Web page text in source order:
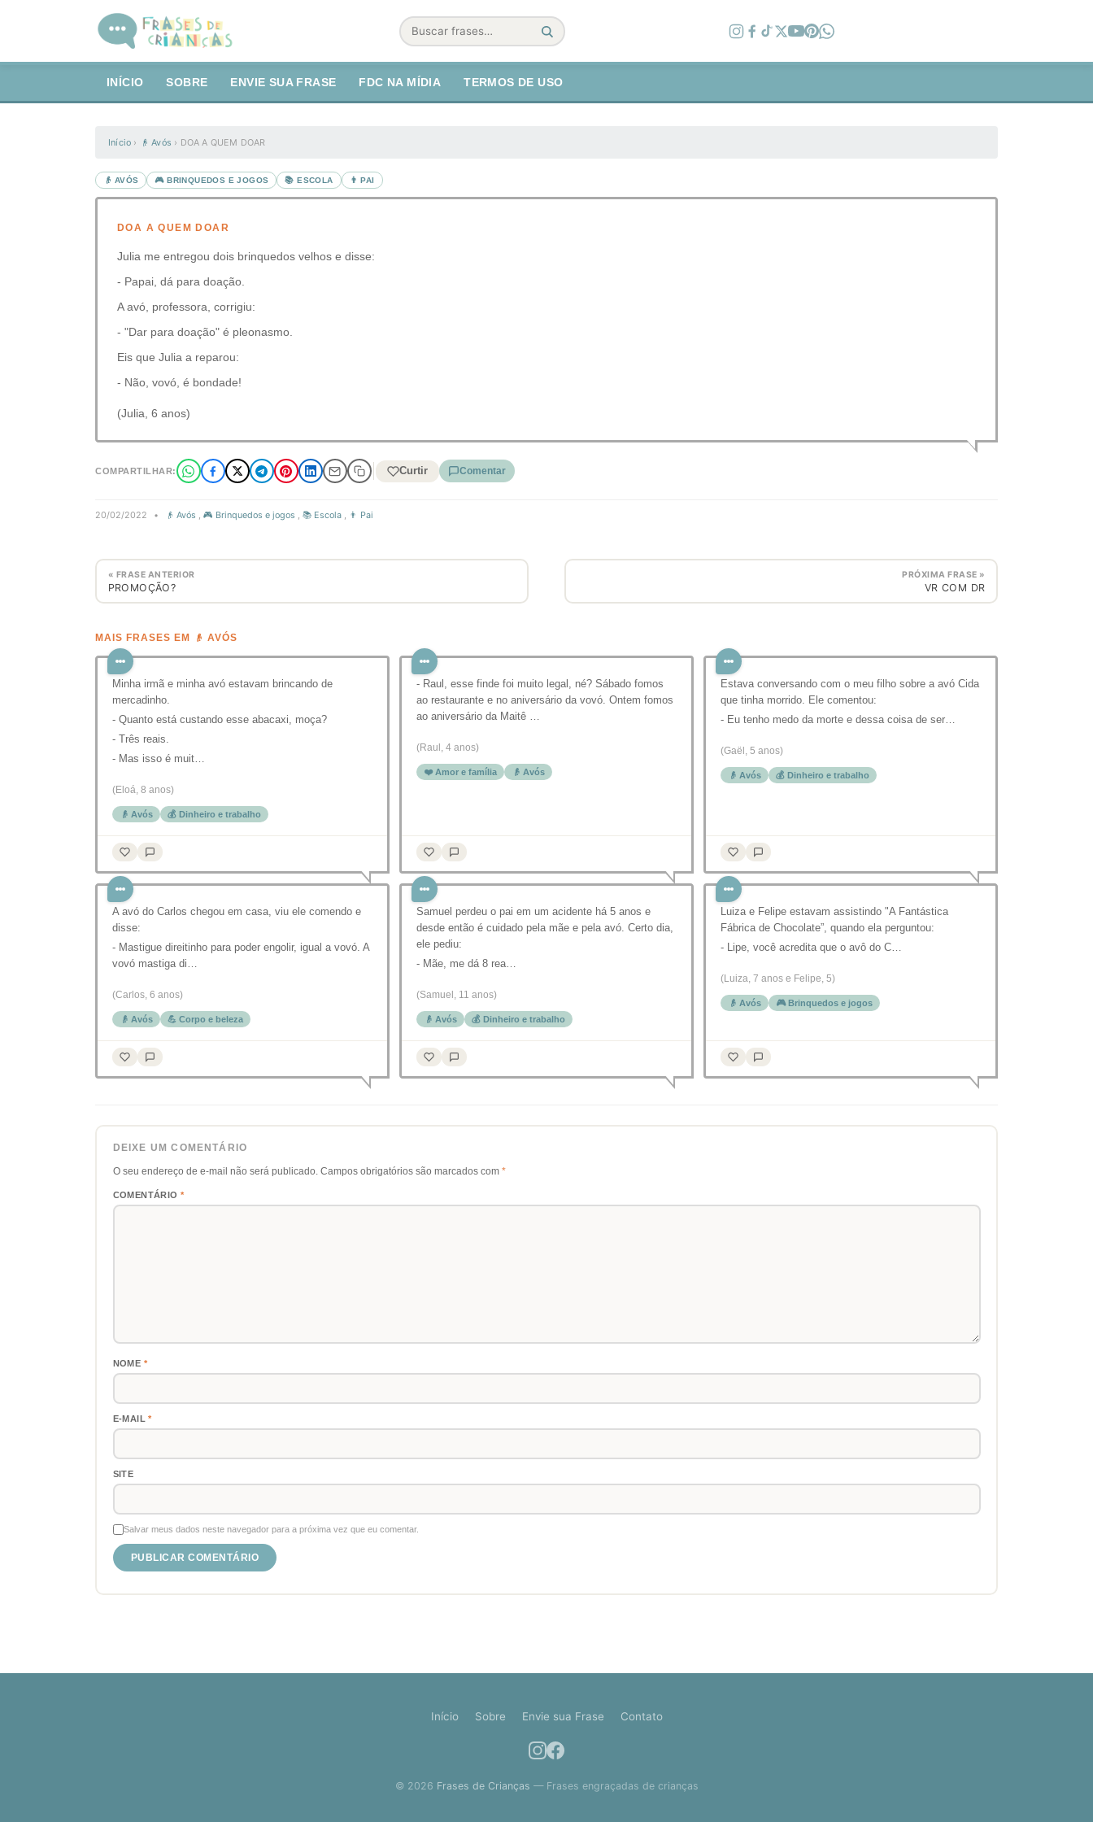
Buscar
INÍCIO SOBRE ENVIE SUA FRASE FDC NA MÍDIA TERMOS DE USO
Início › 👴 Avós › DOA A QUEM DOAR
👴 AVÓS 🎮 BRINQUEDOS E JOGOS 📚 ESCOLA 👨 PAI
DOA A QUEM DOAR
Julia me entregou dois brinquedos velhos e disse:
- Papai, dá para doação.
A avó, professora, corrigiu:
- "Dar para doação" é pleonasmo.
Eis que Julia a reparou:
- Não, vovó, é bondade!
(Julia, 6 anos)
COMPARTILHAR: Curtir Comentar
20/02/2022 • 👴 Avós , 🎮 Brinquedos e jogos , 📚 Escola , 👨 Pai
« FRASE ANTERIOR
PROMOÇÃO?
PRÓXIMA FRASE »
VR COM DR
MAIS FRASES EM 👴 AVÓS
Minha irmã e minha avó estavam brincando de
mercadinho.
- Quanto está custando esse abacaxi, moça?
- Três reais.
- Mas isso é muit…
(Eloá, 8 anos)
👴 Avós 💰 Dinheiro e trabalho
- Raul, esse finde foi muito legal, né? Sábado fomos
ao restaurante e no aniversário da vovó. Ontem fomos
ao aniversário da Maitê …
(Raul, 4 anos)
❤️ Amor e família 👴 Avós
Estava conversando com o meu filho sobre a avó Cida
que tinha morrido. Ele comentou:
- Eu tenho medo da morte e dessa coisa de ser…
(Gaël, 5 anos)
👴 Avós 💰 Dinheiro e trabalho
A avó do Carlos chegou em casa, viu ele comendo e
disse:
- Mastigue direitinho para poder engolir, igual a vovó. A
vovó mastiga di…
(Carlos, 6 anos)
👴 Avós 💪 Corpo e beleza
Samuel perdeu o pai em um acidente há 5 anos e
desde então é cuidado pela mãe e pela avó. Certo dia,
ele pediu:
- Mãe, me dá 8 rea…
(Samuel, 11 anos)
👴 Avós 💰 Dinheiro e trabalho
Luiza e Felipe estavam assistindo "A Fantástica
Fábrica de Chocolate”, quando ela perguntou:
- Lipe, você acredita que o avô do C…
(Luiza, 7 anos e Felipe, 5)
👴 Avós 🎮 Brinquedos e jogos
DEIXE UM COMENTÁRIO
O seu endereço de e-mail não será publicado. Campos obrigatórios são marcados com *
COMENTÁRIO *
NOME *
E-MAIL*
SITE
Salvar meus dados neste navegador para a próxima vez que eu comentar.
Início Sobre Envie sua Frase Contato
© 2026 Frases de Crianças — Frases engraçadas de crianças